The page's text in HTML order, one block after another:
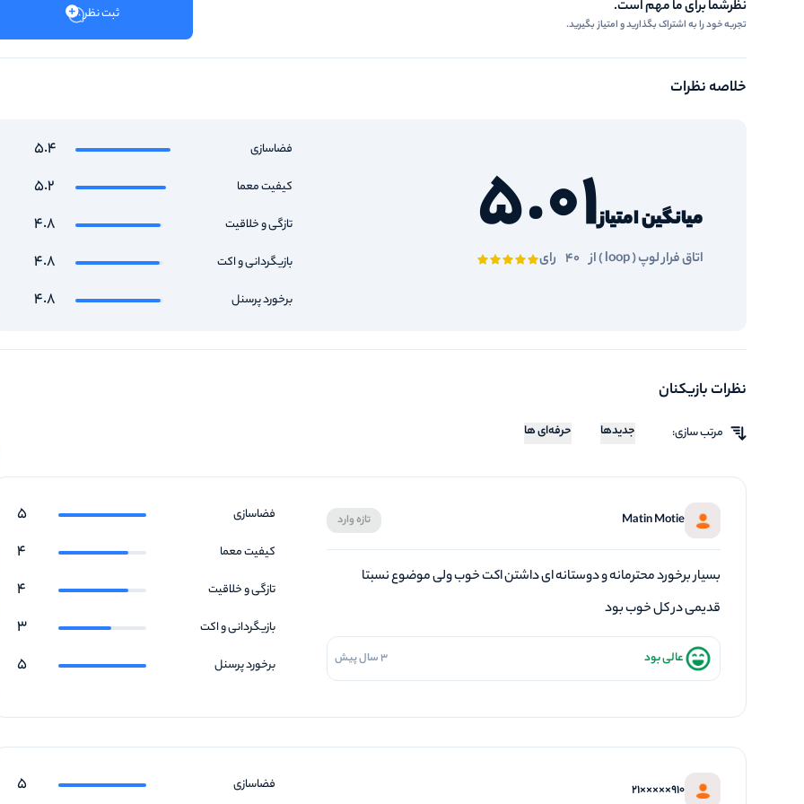
نظرشما برای ما مهم است.
تجربه خود را به اشتراک بگذارید و امتیاز بگیرید.
ثبت نظر
خلاصه نظرات
میانگین امتیاز5.01 اتاق فرار لوپ ( loop ) از 40 رای
فضاسازی 5.4
کیفیت معما 5.2
تازگی و خلاقیت 4.8
بازیگردانی و اکت 4.8
برخورد پرسنل 4.8
نظرات بازیکنان
مرتب سازی: جدیدها حرفه‌ای ها
Matin Motie تازه وارد
بسیار برخورد محترمانه و دوستانه ای داشتن اکت خوب ولی موضوع نسبتا
قدیمی در کل خوب بود
عالی بود 3 سال پیش
فضاسازی 5
کیفیت معما 4
تازگی و خلاقیت 4
بازیگردانی و اکت 3
برخورد پرسنل 5
910×××××21 فضاسازی 5